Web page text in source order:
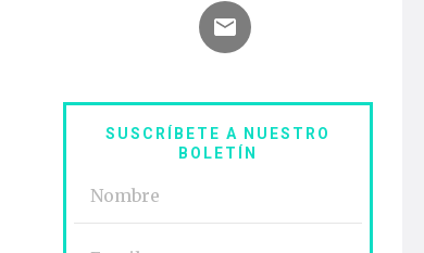
SUSCRÍBETE A NUESTRO
BOLETÍN